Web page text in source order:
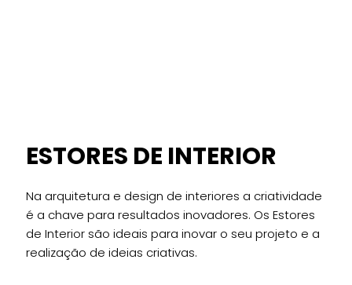
ESTORES DE INTERIOR
Na arquitetura e design de interiores a criatividade
é a chave para resultados inovadores. Os Estores
de Interior são ideais para inovar o seu projeto e a
realização de ideias criativas.